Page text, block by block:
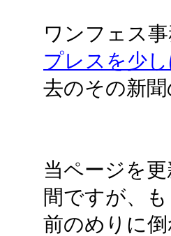
ワンフェス
プレスを少
去のその新
当ページを
間ですが、
前のめりに